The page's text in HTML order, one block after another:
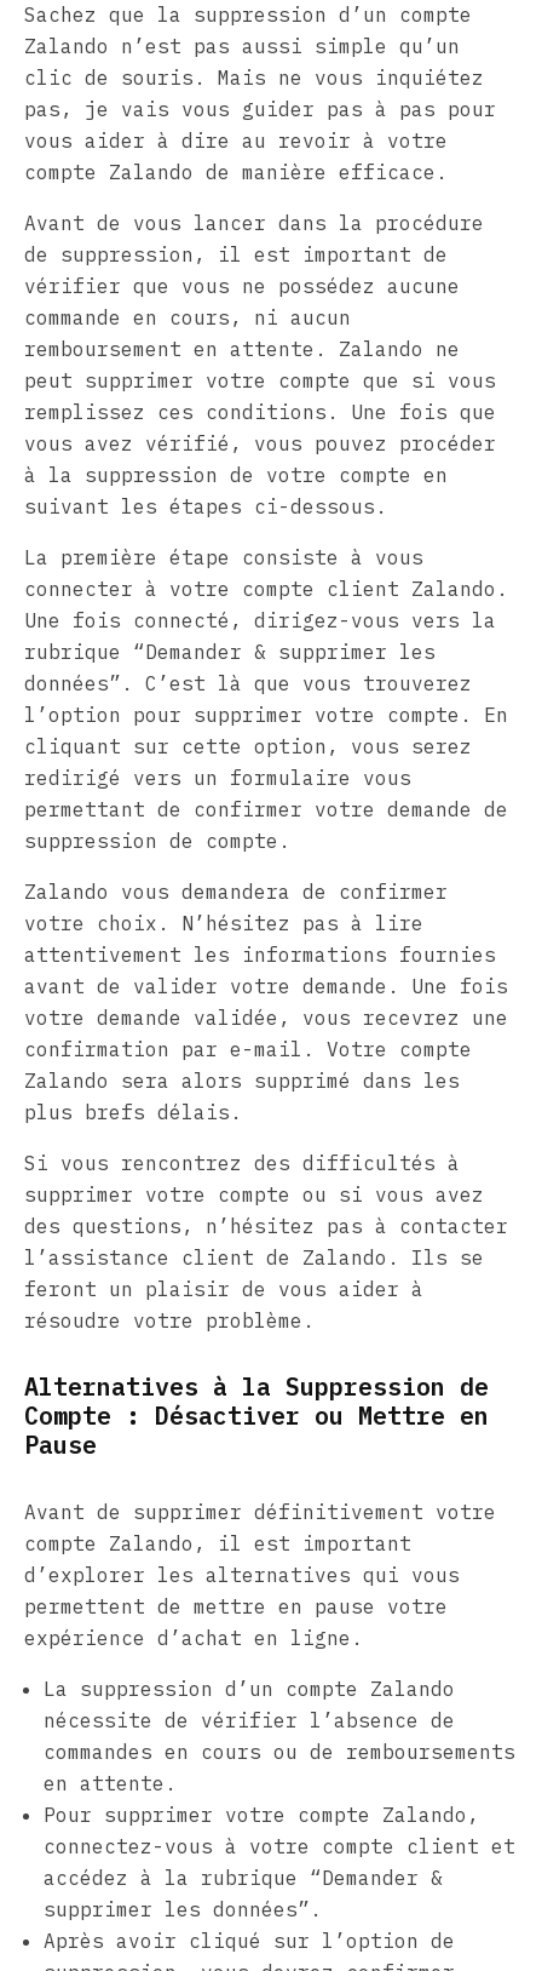
Sachez que la suppression d’un compte
Zalando n’est pas aussi simple qu’un
clic de souris. Mais ne vous inquiétez
pas, je vais vous guider pas à pas pour
vous aider à dire au revoir à votre
compte Zalando de manière efficace.
Avant de vous lancer dans la procédure
de suppression, il est important de
vérifier que vous ne possédez aucune
commande en cours, ni aucun
remboursement en attente. Zalando ne
peut supprimer votre compte que si vous
remplissez ces conditions. Une fois que
vous avez vérifié, vous pouvez procéder
à la suppression de votre compte en
suivant les étapes ci-dessous.
La première étape consiste à vous
connecter à votre compte client Zalando.
Une fois connecté, dirigez-vous vers la
rubrique “Demander & supprimer les
données”. C’est là que vous trouverez
l’option pour supprimer votre compte. En
cliquant sur cette option, vous serez
redirigé vers un formulaire vous
permettant de confirmer votre demande de
suppression de compte.
Zalando vous demandera de confirmer
votre choix. N’hésitez pas à lire
attentivement les informations fournies
avant de valider votre demande. Une fois
votre demande validée, vous recevrez une
confirmation par e-mail. Votre compte
Zalando sera alors supprimé dans les
plus brefs délais.
Si vous rencontrez des difficultés à
supprimer votre compte ou si vous avez
des questions, n’hésitez pas à contacter
l’assistance client de Zalando. Ils se
feront un plaisir de vous aider à
résoudre votre problème.
Alternatives à la Suppression de
Compte : Désactiver ou Mettre en
Pause
Avant de supprimer définitivement votre
compte Zalando, il est important
d’explorer les alternatives qui vous
permettent de mettre en pause votre
expérience d’achat en ligne.
La suppression d’un compte Zalando
nécessite de vérifier l’absence de
commandes en cours ou de remboursements
en attente.
Pour supprimer votre compte Zalando,
connectez-vous à votre compte client et
accédez à la rubrique “Demander &
supprimer les données”.
Après avoir cliqué sur l’option de